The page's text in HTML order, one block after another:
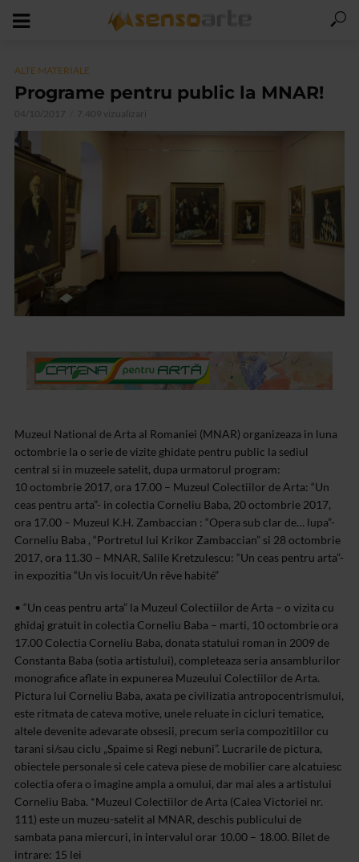
ALTE MATERIALE
Programe pentru public la MNAR!
04/10/2017 7.409 vizualizari
Muzeul National de Arta al Romaniei (MNAR) organizeaza in luna
octombrie la o serie de vizite ghidate pentru public la sediul
central si in muzeele satelit, dupa urmatorul program:
10 octombrie 2017, ora 17.00 – Muzeul Colectiilor de Arta: “Un
ceas pentru arta”- in colectia Corneliu Baba, 20 octombrie 2017,
ora 17.00 – Muzeul K.H. Zambaccian : “Opera sub clar de… lupa”-
Corneliu Baba , “Portretul lui Krikor Zambaccian” si 28 octombrie
2017, ora 11.30 – MNAR, Salile Kretzulescu: “Un ceas pentru arta”-
in expozitia “Un vis locuit/Un rêve habité”
• “Un ceas pentru arta” la Muzeul Colectiilor de Arta – o vizita cu
ghidaj gratuit in colectia Corneliu Baba – marti, 10 octombrie ora
17.00 Colectia Corneliu Baba, donata statului roman in 2009 de
Constanta Baba (sotia artistului), completeaza seria ansamblurilor
monografice aflate in expunerea Muzeului Colectiilor de Arta.
Pictura lui Corneliu Baba, axata pe civilizatia antropocentrismului,
este ritmata de cateva motive, unele reluate in cicluri tematice,
altele devenite adevarate obsesii, precum seria compozitiilor cu
tarani si/sau ciclu „Spaime si Regi nebuni”. Lucrarile de pictura,
obiectele personale si cele cateva piese de mobilier care alcatuiesc
colectia ofera o imagine ampla a omului, dar mai ales a artistului
Corneliu Baba. *Muzeul Colectiilor de Arta (Calea Victoriei nr.
111) este un muzeu-satelit al MNAR, deschis publicului de
sambata pana miercuri, in intervalul orar 10.00 – 18.00. Bilet de
intrare: 15 lei